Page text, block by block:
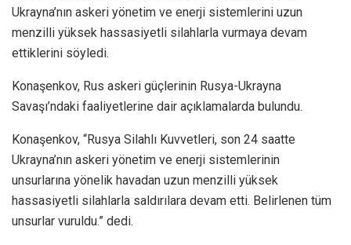
Ukrayna’nın askeri yönetim ve enerji sistemlerini uzun
menzilli yüksek hassasiyetli silahlarla vurmaya devam
ettiklerini söyledi.
Konaşenkov, Rus askeri güçlerinin Rusya-Ukrayna
Savaşı’ndaki faaliyetlerine dair açıklamalarda bulundu.
Konaşenkov, “Rusya Silahlı Kuvvetleri, son 24 saatte
Ukrayna’nın askeri yönetim ve enerji sistemlerinin
unsurlarına yönelik havadan uzun menzilli yüksek
hassasiyetli silahlarla saldırılara devam etti. Belirlenen tüm
unsurlar vuruldu.” dedi.